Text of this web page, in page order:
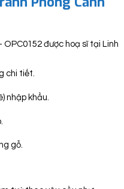
OPC0152 được hoạ sĩ tại Linh
chi tiết.
nhập khẩu.
gỗ.